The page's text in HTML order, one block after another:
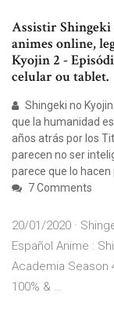
Assistir Shingeki
animes online,
Kyojin 2 -
celular ou tablet.
Shingeki no
que la humanidad
años atrás por los
parecen no ser
parece que lo
7 Comments
20/01/2020 ·
Español Anime :
Academia Season
100% & …